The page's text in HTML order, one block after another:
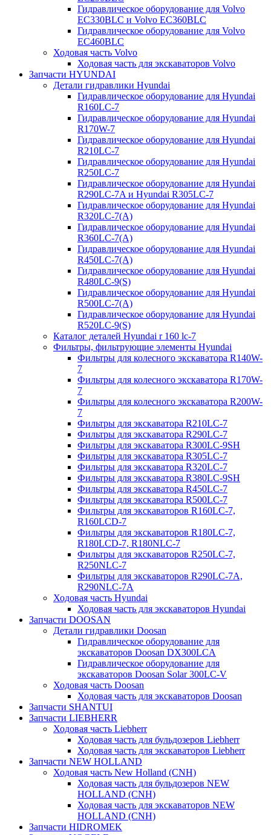
Гидравлическое оборудование для Volvo
EC330BLC и Volvo EC360BLC
Гидравлическое оборудование для Volvo
EC460BLC
Ходовая часть Volvo
Ходовая часть для экскаваторов Volvo
Запчасти HYUNDAI
Детали гидравлики Hyundai
Гидравлическое оборудование для Hyundai
R160LC-7
Гидравлическое оборудование для Hyundai
R170W-7
Гидравлическое оборудование для Hyundai
R210LC-7
Гидравлическое оборудование для Hyundai
R250LC-7
Гидравлическое оборудование для Hyundai
R290LC-7A и Hyundai R305LC-7
Гидравлическое оборудование для Hyundai
R320LC-7(A)
Гидравлическое оборудование для Hyundai
R360LC-7(A)
Гидравлическое оборудование для Hyundai
R450LC-7(A)
Гидравлическое оборудование для Hyundai
R480LC-9(S)
Гидравлическое оборудование для Hyundai
R500LC-7(A)
Гидравлическое оборудование для Hyundai
R520LC-9(S)
Каталог деталей Hyundai r 160 lc-7
Фильтры, фильтрующие элементы Hyundai
Фильтры для колесного экскаватора R140W-
7
Фильтры для колесного экскаватора R170W-
7
Фильтры для колесного экскаватора R200W-
7
Фильтры для экскаватора R210LC-7
Фильтры для экскаватора R290LC-7
Фильтры для экскаватора R300LC-9SH
Фильтры для экскаватора R305LC-7
Фильтры для экскаватора R320LC-7
Фильтры для экскаватора R380LC-9SH
Фильтры для экскаватора R450LC-7
Фильтры для экскаватора R500LC-7
Фильтры для экскаваторов R160LC-7,
R160LCD-7
Фильтры для экскаваторов R180LC-7,
R180LCD-7, R180NLC-7
Фильтры для экскаваторов R250LC-7,
R250NLC-7
Фильтры для экскаваторов R290LC-7A,
R290NLC-7A
Ходовая часть Hyundai
Ходовая часть для экскаваторов Hyundai
Запчасти DOOSAN
Детали гидравлики Doosan
Гидравлическое оборудование для
экскаваторов Doosan DX300LCA
Гидравлическое оборудование для
экскаваторов Doosan Solar 300LC-V
Ходовая часть Doosan
Ходовая часть для экскаваторов Doosan
Запчасти SHANTUI
Запчасти LIEBHERR
Ходовая часть Liebherr
Ходовая часть для бульдозеров Liebherr
Ходовая часть для экскаваторов Liebherr
Запчасти NEW HOLLAND
Ходовая часть New Holland (CNH)
Ходовая часть для бульдозеров NEW
HOLLAND (CNH)
Ходовая часть для экскаваторов NEW
HOLLAND (CNH)
Запчасти HIDROMEK